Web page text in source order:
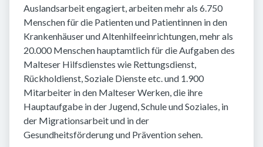
Auslandsarbeit engagiert, arbeiten mehr als 6.750
Menschen für die Patienten und Patientinnen in den
Krankenhäuser und Altenhilfeeinrichtungen, mehr als
20.000 Menschen hauptamtlich für die Aufgaben des
Malteser Hilfsdienstes wie Rettungsdienst,
Rückholdienst, Soziale Dienste etc. und 1.900
Mitarbeiter in den Malteser Werken, die ihre
Hauptaufgabe in der Jugend, Schule und Soziales, in
der Migrationsarbeit und in der
Gesundheitsförderung und Prävention sehen.